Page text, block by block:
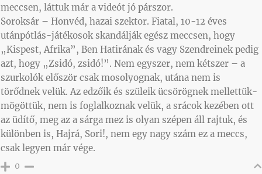
meccsen, láttuk már a videót jó párszor.
Soroksár – Honvéd, hazai szektor. Fiatal, 10-12 éves
utánpótlás-játékosok skandálják egész meccsen, hogy
„Kispest, Afrika”, Ben Hatirának és vagy Szendreinek pedig
azt, hogy „Zsidó, zsidó!”. Nem egyszer, nem kétszer – a
szurkolók először csak mosolyognak, utána nem is
törődnek velük. Az edzőik és szüleik ücsörögnek mellettük-
mögöttük, nem is foglalkoznak velük, a srácok kezében ott
az üdítő, meg az a sárga mez is olyan szépen áll rajtuk, és
különben is, Hajrá, Sori!, nem egy nagy szám ez a meccs,
csak legyen már vége.
0